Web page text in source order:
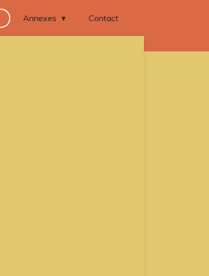
Annexes Contact